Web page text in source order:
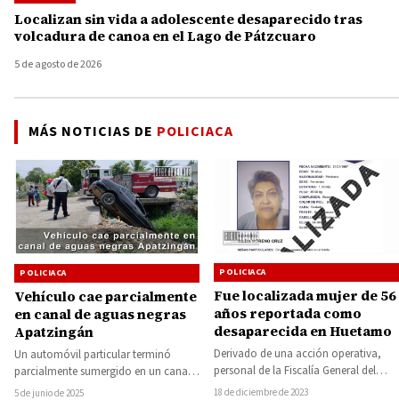
Localizan sin vida a adolescente desaparecido tras
volcadura de canoa en el Lago de Pátzcuaro
5 de agosto de 2026
MÁS NOTICIAS DE POLICIACA
POLICIACA
Vehículo cae parcialmente
en canal de aguas negras
Apatzingán
Un automóvil particular terminó
parcialmente sumergido en un canal
de aguas negras la tarde de este
5 de junio de 2025
POLICIACA
Fue localizada mujer de 56
años reportada como
desaparecida en Huetamo
Derivado de una acción operativa,
personal de la Fiscalía General del
Estado de Michoacán (FGE) localizó a
18 de diciembre de 2023